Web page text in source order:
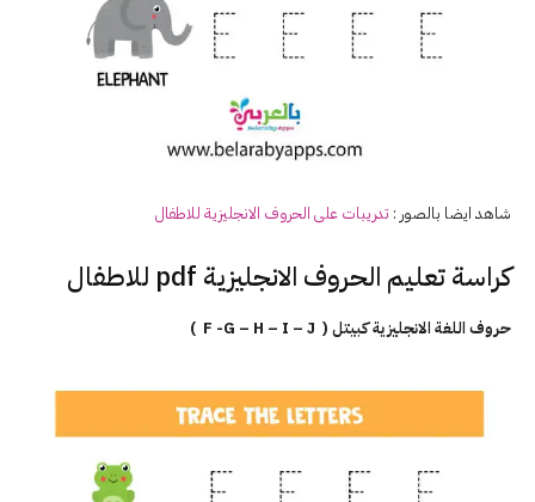
شاهد ايضا بالصور : تدريبات على الحروف الانجليزية للاطفال
كراسة تعليم الحروف الانجليزية pdf للاطفال
حروف اللغة الانجليزية كبيتل ( F -G – H – I – J )